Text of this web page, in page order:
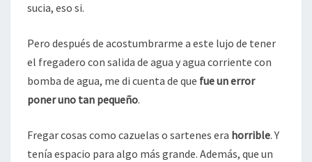
sucia, eso si.
Pero después de acostumbrarme a este lujo de tener
el fregadero con salida de agua y agua corriente con
bomba de agua, me di cuenta de que fue un error
poner uno tan pequeño.
Fregar cosas como cazuelas o sartenes era horrible. Y
tenía espacio para algo más grande. Además, que un